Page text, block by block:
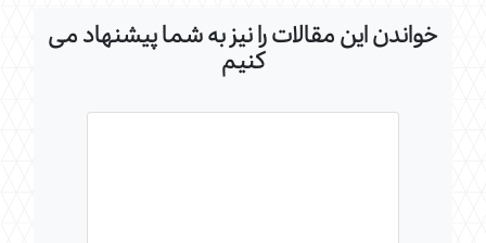
خواندن این مقالات را نیز به شما پیشنهاد می
کنیم